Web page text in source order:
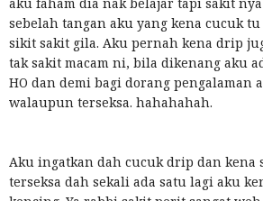
sebelah tangan aku yang kena cucuk
sikit sakit gila. Aku pernah kena drip
tak sakit macam ni, bila dikenang aku
HO dan demi bagi dorang pengalaman
walaupun terseksa. hahahahah.
Aku ingatkan dah cucuk drip dan kena
terseksa dah sekali ada satu lagi aku